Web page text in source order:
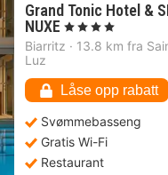
Grand Tonic Hotel &
NUXE 1
natt
kr.
, 4 Stjerner
Biarritz · 13.8 km fra
Luz
Låse opp rabatt
Svømmebasseng
Gratis Wi-Fi
Restaurant